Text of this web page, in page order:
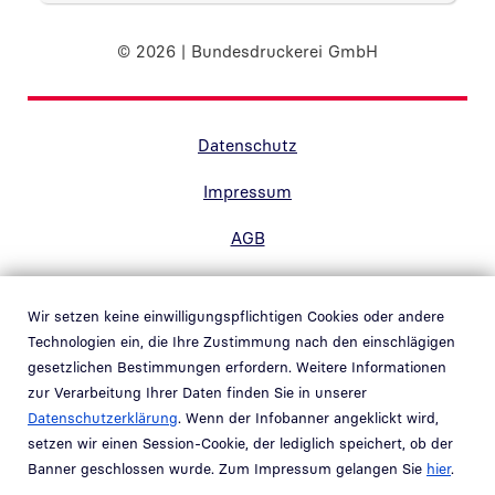
Wir setzen keine einwilligungspflichtigen Cookies oder andere
Technologien ein, die Ihre Zustimmung nach den einschlägigen
gesetzlichen Bestimmungen erfordern. Weitere Informationen
zur Verarbeitung Ihrer Daten finden Sie in unserer
Datenschutzerklärung. Wenn der Infobanner angeklickt wird,
setzen wir einen Session-Cookie, der lediglich speichert, ob der
Banner geschlossen wurde. Zum Impressum gelangen Sie hier.
© 2026 | Bundesdruckerei GmbH
Datenschutz
Impressum
AGB
Kontakt
Hinweisgebersystem
Link in neuem Fenster öffnen
Whistleblower system
Link in neuem Fenster öffnen